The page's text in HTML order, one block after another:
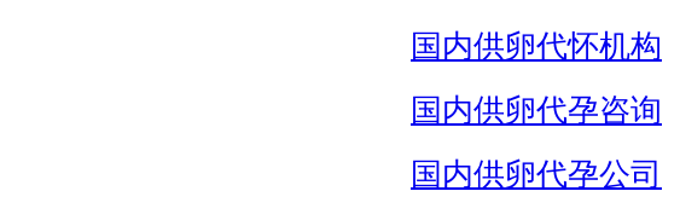
国内供卵代怀机构
国内供卵代孕咨询
国内供卵代孕公司